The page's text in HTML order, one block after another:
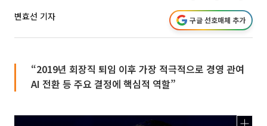
변효선 기자 구글 선호매체 추가
“2019년 회장직 퇴임 이후 가장 적극적으로 경영 관여
AI 전환 등 주요 결정에 핵심적 역할”